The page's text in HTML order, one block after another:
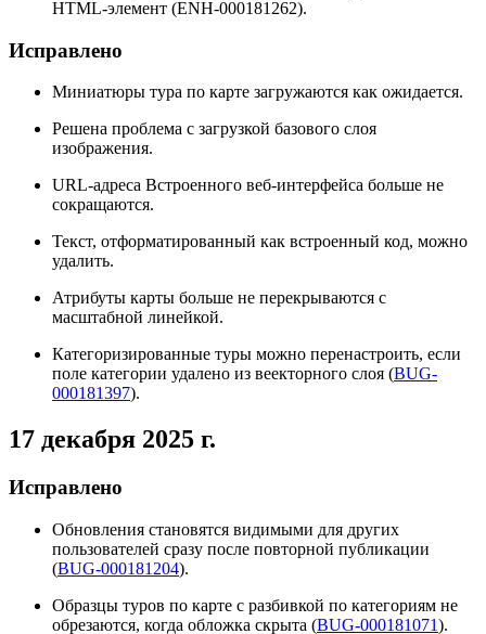
HTML-элемент (ENH-000181262).
Исправлено
Миниатюры тура по карте загружаются как ожидается.
Решена проблема с загрузкой базового слоя
изображения.
URL-адреса Встроенного веб-интерфейса больше не
сокращаются.
Текст, отформатированный как встроенный код, можно
удалить.
Атрибуты карты больше не перекрываются с
масштабной линейкой.
Категоризированные туры можно перенастроить, если
поле категории удалено из веекторного слоя (BUG-
000181397).
17 декабря 2025 г.
Исправлено
Обновления становятся видимыми для других
пользователей сразу после повторной публикации
(BUG-000181204).
Образцы туров по карте с разбивкой по категориям не
обрезаются, когда обложка скрыта (BUG-000181071).